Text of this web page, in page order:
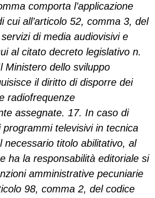
comporta l’applicazione
cui all’articolo 52, comma 3, del
di media audiovisivi e
al citato decreto legislativo n.
Ministero dello sviluppo
il diritto di disporre dei
radiofrequenze
assegnate. 17. In caso di
programmi televisivi in tecnica
necessario titolo abilitativo, al
ha la responsabilità editoriale si
amministrative pecuniarie
98, comma 2, del codice